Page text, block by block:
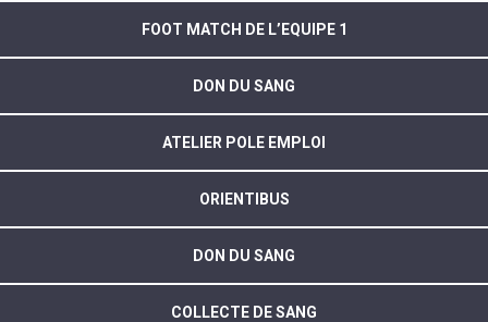
FOOT MATCH DE L’EQUIPE 1
DON DU SANG
ATELIER POLE EMPLOI
ORIENTIBUS
DON DU SANG
COLLECTE DE SANG